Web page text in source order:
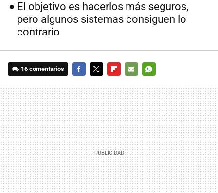
El objetivo es hacerlos más seguros,
pero algunos sistemas consiguen lo
contrario
16 comentarios
MAIL